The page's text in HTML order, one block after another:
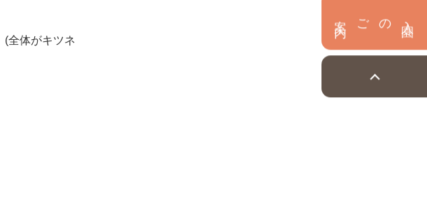
全体がキツネ